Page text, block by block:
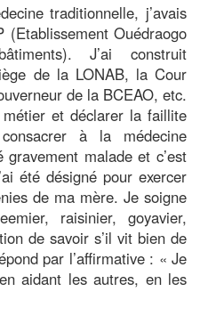
traditionnelle, j’avais
Ouédraogo
J’ai construit
de la LONAB, la Cour
de la BCEAO, etc.
métier et déclarer la faillite
à la médecine
malade et c’est
été désigné pour exercer
de ma mère. Je soigne
raisinier, goyavier,
de savoir s’il vit bien de
par l’affirmative : « Je
aidant les autres, en les